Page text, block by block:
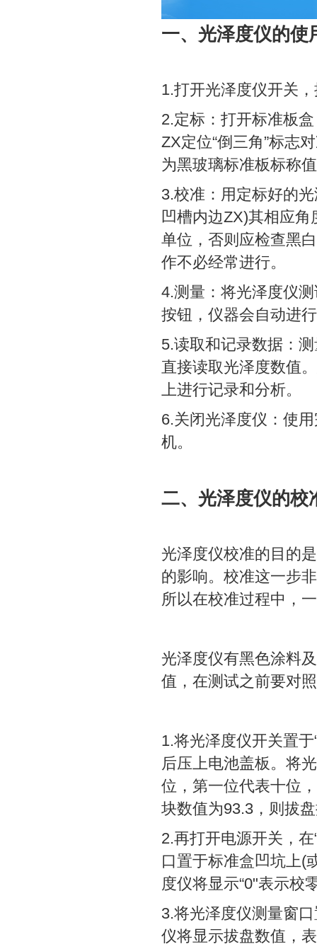
一、光泽度仪的使
1.打开光泽度仪开关
2.定标：打开标准板
ZX定位“倒三角”标志
为黑玻璃标准板标称
3.校准：用定标好的
凹槽内边ZX)其相应
单位，否则应检查黑
作不必经常进行。
4.测量：将光泽度仪
按钮，仪器会自动进
5.读取和记录数据：
直接读取光泽度数值
上进行记录和分析。
6.关闭光泽度仪：使
机。
二、光泽度仪的校
光泽度仪校准的目的
的影响。校准这一步
所以在校准过程中，
光泽度仪有黑色涂料
值，在测试之前要对
1.将光泽度仪开关置
后压上电池盖板。将
位，第一位代表十位
块数值为93.3，则拔盘
2.再打开电源开关，
口置于标准盒凹坑上(
度仪将显示“0"表示校
3.将光泽度仪测量窗
仪将显示拔盘数值，